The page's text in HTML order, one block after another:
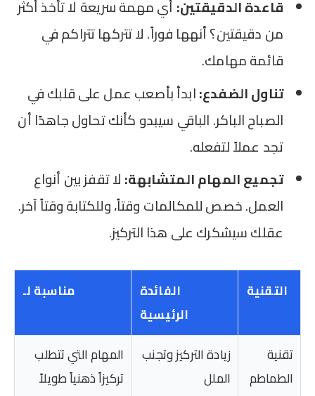
قاعدة الدقيقتين:أي مهمة سريعة لا تأخذ أكثر
من دقيقتين؟ أنهها فوراً. لا تتركها تتراكم في
قائمة مهامك.
تناول الضفدع:ابدأ بأصعب عمل على قلبك في
الصباح الباكر. الباقي سيبدو كأنك تحاول جاهدًا أن
تجد عملاً لتفعله.
تجميع المهام المتشابهة:لا تقفز بين أنواع
العمل. خصص للمكالمات وقتاً، وللكتابة وقتاً آخر.
عقلك سيشكرك على هذا التركيز.
التقنية
الفائدة
الرئيسية
مناسبة لـ
تقنية
الطماطم
زيادة التركيز وتجنب
الملل
المهام التي تتطلب
تركيزاً ذهنياً طويلاً